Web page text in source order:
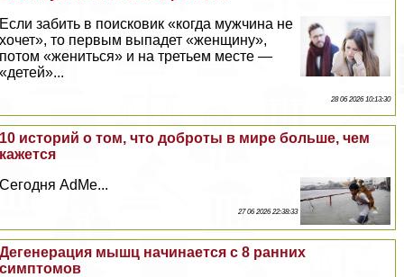
Если забить в поисковик «когда мужчина не
хочет», то первым выпадет «женщину»,
потом «жениться» и на третьем месте —
«детей»...
28 06 2026 10:13:30
10 историй о том, что доброты в мире больше, чем
кажется
Сегодня AdMe...
27 06 2026 22:38:33
Дегенерация мышц начинается с 8 ранних
симптомов